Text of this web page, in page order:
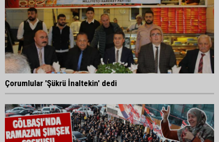
Çorumlular 'Şükrü İnaltekin' dedi